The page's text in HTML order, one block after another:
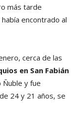
más tarde
encontrado al
cerca de las
en San Fabián
Ñuble y fue
24 y 21 años, se